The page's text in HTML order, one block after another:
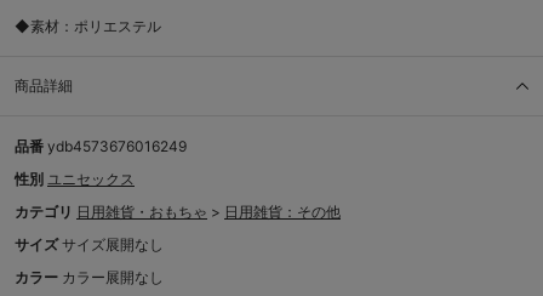
◆素材：ポリエステル
商品詳細
品番 ydb4573676016249
性別 ユニセックス
カテゴリ 日用雑貨・おもちゃ > 日用雑貨：その他
サイズ サイズ展開なし
カラー カラー展開なし